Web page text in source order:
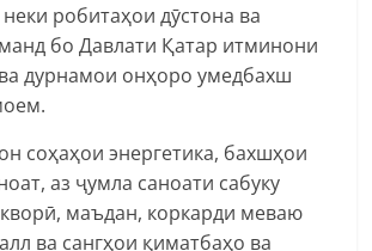
робитаҳои дӯстона ва
бо Давлати Қатар итминони
дурнамои онҳоро умедбахш
соҳаҳои энергетика, бахшҳои
аз ҷумла саноати сабуку
маъдан, коркарди меваю
ва сангҳои қиматбаҳо ва